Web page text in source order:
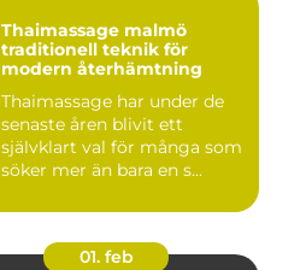
Thaimassage malmö
traditionell teknik för
modern återhämtning
Thaimassage har under de
senaste åren blivit ett
självklart val för många som
söker mer än bara en s...
01. feb